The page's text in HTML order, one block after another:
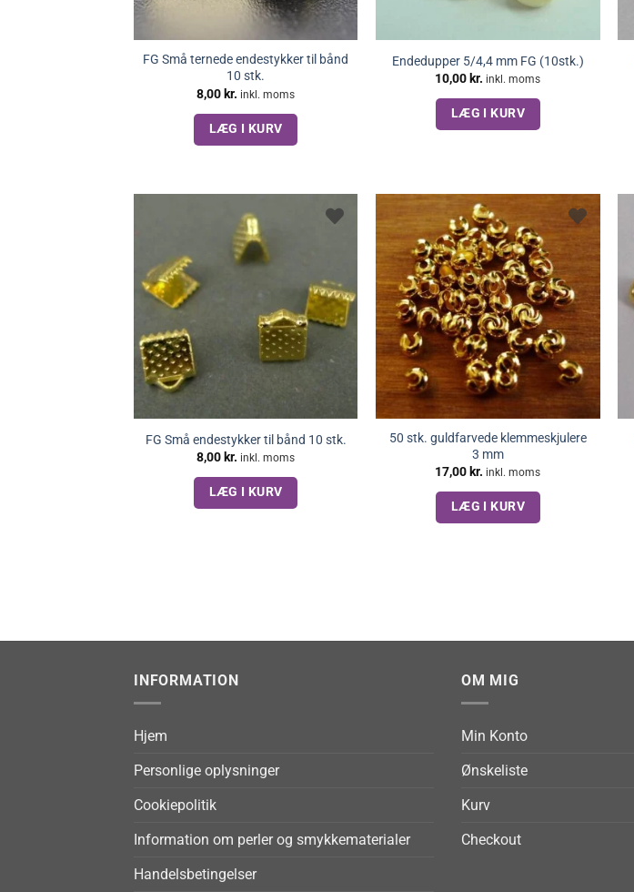
FG Små ternede endestykker til bånd
10 stk.
8,00 kr. inkl. moms
LÆG I KURV
Endedupper 5/4,4 mm FG (10stk.)
10,00kr. inkl. moms
LÆG I KURV
FG Små endestykker til bånd 10 stk.
8,00 kr. inkl. moms
LÆG I KURV
50 stk. guldfarvede klemmeskjulere
3 mm
17,00kr. inkl. moms
LÆG I KURV
INFORMATION
Hjem
Personlige oplysninger
Cookiepolitik
Information om perler og smykkematerialer
Handelsbetingelser
OM MIG
Min Konto
Ønskeliste
Kurv
Checkout